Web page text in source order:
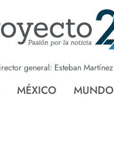
general: Esteban Martínez
MÉXICO MUNDO